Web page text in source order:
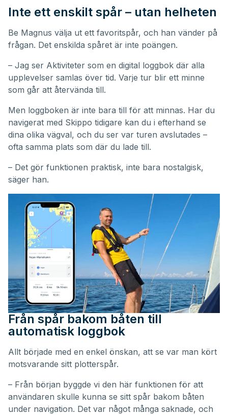
Inte ett enskilt spår – utan helheten
Be Magnus välja ut ett favoritspår, och han vänder på
frågan. Det enskilda spåret är inte poängen.
– Jag ser Aktiviteter som en digital loggbok där alla
upplevelser samlas över tid. Varje tur blir ett minne
som går att återvända till.
Men loggboken är inte bara till för att minnas. Har du
navigerat med Skippo tidigare kan du i efterhand se
dina olika vägval, och du ser var turen avslutades –
ofta samma plats som där du lade till.
– Det gör funktionen praktisk, inte bara nostalgisk,
säger han.
Från spår bakom båten till
automatisk loggbok
Allt började med en enkel önskan, att se var man kört
motsvarande sitt plotterspår.
– Från början byggde vi den här funktionen för att
användaren skulle kunna se sitt spår bakom båten
under navigation. Det var något många saknade, och